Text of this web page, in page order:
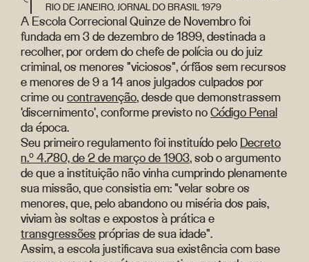
RIO DE JANEIRO, JORNAL DO BRASIL 1979
A Escola Correcional Quinze de Novembro foi
fundada em 3 de dezembro de 1899, destinada a
recolher, por ordem do chefe de polícia ou do juiz
criminal, os menores "viciosos", órfãos sem recursos
e menores de 9 a 14 anos julgados culpados por
crime ou contravenção, desde que demonstrassem
'discernimento', conforme previsto noCódigo Penal
da época.
Seu primeiro regulamento foi instituído pelo Decreto
n.º 4.780, de 2 de março de 1903, sob o argumento
de que a instituição não vinha cumprindo plenamente
sua missão, que consistia em: "velar sobre os
menores, que, pelo abandono ou miséria dos pais,
viviam às soltas e expostos à prática e
transgressõespróprias de sua idade".
Assim, a escola justificava sua existência com base